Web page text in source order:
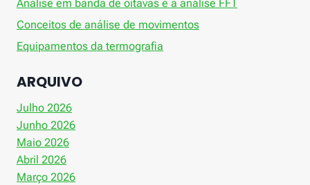
Análise em banda de oitavas e a análise FFT
Conceitos de análise de movimentos
Equipamentos da termografia
ARQUIVO
Julho 2026
Junho 2026
Maio 2026
Abril 2026
Março 2026